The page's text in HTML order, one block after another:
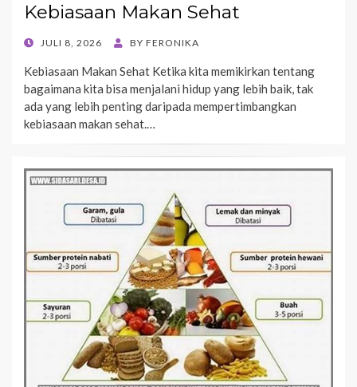
Kebiasaan Makan Sehat
POSTEDJULI 8, 2026 BY FERONIKA
Kebiasaan Makan Sehat Ketika kita memikirkan tentang
bagaimana kita bisa menjalani hidup yang lebih baik, tak
ada yang lebih penting daripada mempertimbangkan
kebiasaan makan sehat.…